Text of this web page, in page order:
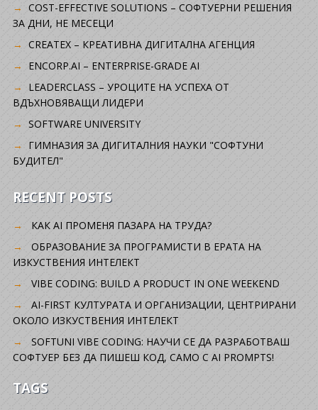
COST-EFFECTIVE SOLUTIONS – СОФТУЕРНИ РЕШЕНИЯ
ЗА ДНИ, НЕ МЕСЕЦИ
CREATEX – КРЕАТИВНА ДИГИТАЛНА АГЕНЦИЯ
ENCORP.AI – ENTERPRISE-GRADE AI
LEADERCLASS – УРОЦИТЕ НА УСПЕХА ОТ
ВДЪХНОВЯВАЩИ ЛИДЕРИ
SOFTWARE UNIVERSITY
ГИМНАЗИЯ ЗА ДИГИТАЛНИЯ НАУКИ "СОФТУНИ
БУДИТЕЛ"
RECENT POSTS
КАК AI ПРОМЕНЯ ПАЗАРА НА ТРУДА?
ОБРАЗОВАНИЕ ЗА ПРОГРАМИСТИ В ЕРАТА НА
ИЗКУСТВЕНИЯ ИНТЕЛЕКТ
VIBE CODING: BUILD A PRODUCT IN ONE WEEKEND
AI-FIRST КУЛТУРАТА И ОРГАНИЗАЦИИ, ЦЕНТРИРАНИ
ОКОЛО ИЗКУСТВЕНИЯ ИНТЕЛЕКТ
SOFTUNI VIBE CODING: НАУЧИ СЕ ДА РАЗРАБОТВАШ
СОФТУЕР БЕЗ ДА ПИШЕШ КОД, САМО С AI PROMPTS!
TAGS